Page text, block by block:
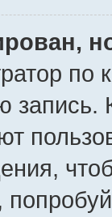
по
запись.